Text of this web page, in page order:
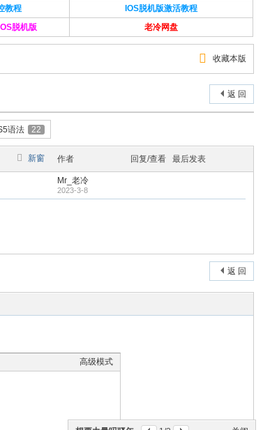
教程
IOS脱机版激活教程
脱机版 老冷网盘
收藏本版
返 回
语法 22
新窗 作者 回复/查看 最后发表
Mr_老冷
2023-3-8
返 回
高级模式